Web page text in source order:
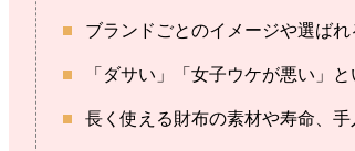
ブランドごとのイメージや選ば
「ダサい」「女子ウケが悪い」
長く使える財布の素材や寿命、手